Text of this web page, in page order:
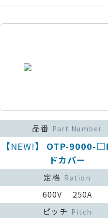
品番 Part Number
【NEW!】 OTP-9000-
ドカバー
定格 Ration
600V 250A
ピッチ Pitch